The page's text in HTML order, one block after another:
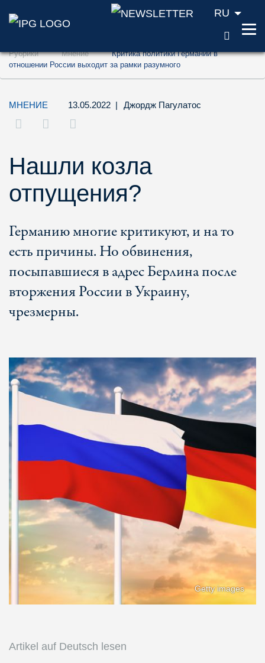
Перейти к содержанию (ключ доступа
Перейти к поиску (ключ доступа '2')
RU
Рубрики Мнение
Критика политики Германии в
отношении России выходит за рамки разумного
МНЕНИЕ 13.05.2022 | Джордж Пагулатос
Нашли козла
отпущения?
Германию многие критикуют, и на то
есть причины. Но обвинения,
посыпавшиеся в адрес Берлина после
вторжения России в Украину,
чрезмерны.
Getty images
Artikel auf Deutsch lesen